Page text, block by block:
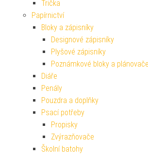
Trička
Papírnictví
Bloky a zápisníky
Designové zápisníky
Plyšové zápisníky
Poznámkové bloky a plánovače
Diáře
Penály
Pouzdra a doplňky
Psací potřeby
Propisky
Zvýrazňovače
Školní batohy